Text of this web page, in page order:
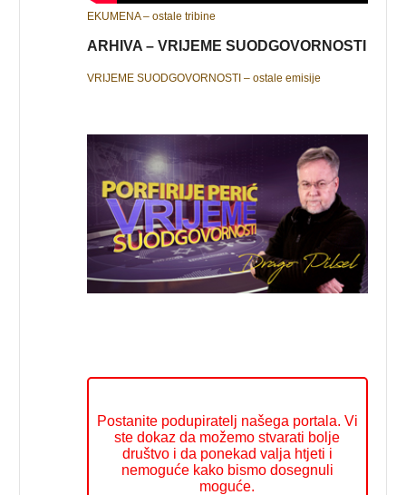
EKUMENA – ostale tribine
ARHIVA – VRIJEME SUODGOVORNOSTI
VRIJEME SUODGOVORNOSTI – ostale emisije
Postanite podupiratelj našega portala. Vi
ste dokaz da možemo stvarati bolje
društvo i da ponekad valja htjeti i
nemoguće kako bismo dosegnuli
moguće.